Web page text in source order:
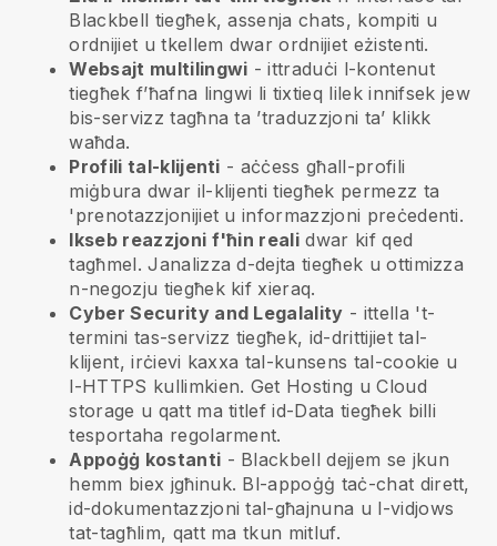
Blackbell tiegħek, assenja chats, kompiti u
ordnijiet u tkellem dwar ordnijiet eżistenti.
Websajt multilingwi - ittraduċi l-kontenut
tiegħek f’ħafna lingwi li tixtieq lilek innifsek jew
bis-servizz tagħna ta ’traduzzjoni ta’ klikk
waħda.
Profili tal-klijenti - aċċess għall-profili
miġbura dwar il-klijenti tiegħek permezz ta
'prenotazzjonijiet u informazzjoni preċedenti.
Ikseb reazzjoni f'ħin reali dwar kif qed
tagħmel. Janalizza d-dejta tiegħek u ottimizza
n-negozju tiegħek kif xieraq.
Cyber Security and Legalality - ittella 't-
termini tas-servizz tiegħek, id-drittijiet tal-
klijent, irċievi kaxxa tal-kunsens tal-cookie u
l-HTTPS kullimkien. Get Hosting u Cloud
storage u qatt ma titlef id-Data tiegħek billi
tesportaha regolarment.
Appoġġ kostanti - Blackbell dejjem se jkun
hemm biex jgħinuk. Bl-appoġġ taċ-chat dirett,
id-dokumentazzjoni tal-għajnuna u l-vidjows
tat-tagħlim, qatt ma tkun mitluf.